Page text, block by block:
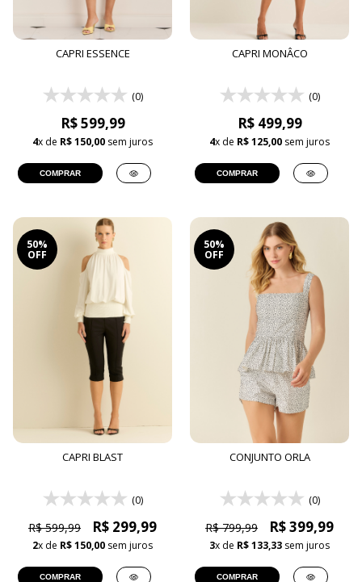
CAPRI ESSENCE
(0)
R$ 599,99
4x de R$ 150,00 sem juros
COMPRAR
CAPRI MONÂCO
(0)
R$ 499,99
4x de R$ 125,00 sem juros
COMPRAR
50%
OFF
CAPRI BLAST
(0)
R$ 599,99 R$ 299,99
2x de R$ 150,00 sem juros
COMPRAR
50%
OFF
CONJUNTO ORLA
(0)
R$ 799,99 R$ 399,99
3x de R$ 133,33 sem juros
COMPRAR